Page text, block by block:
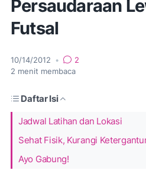
Persaudaraan
Futsal
10/14/2012 •
2
2 menit membaca
Daftar Isi
Jadwal Latihan dan Lokasi
Sehat Fisik, Kurangi
Ayo Gabung!